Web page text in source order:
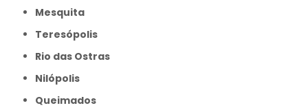
Mesquita
Teresópolis
Rio das Ostras
Nilópolis
Queimados